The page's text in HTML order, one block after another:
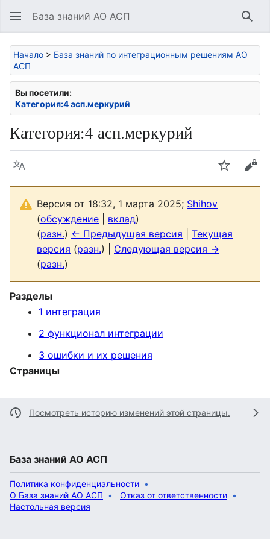
База знаний АО АСП
Начало > База знаний по интеграционным решениям АО
АСП
Вы посетили:
Категория:4 асп.меркурий
Категория:4 асп.меркурий
Язык Следить
Версия от 18:32, 1 марта 2025; Shihov
(обсуждение вклад)
(разн.) ← Предыдущая версия
Текущая
версия (разн.) | Следующая версия →
(разн.)
Разделы
1 интеграция
2 функционал интеграции
3 ошибки и их решения
Страницы
Посмотреть историю изменений этой страницы.
База знаний АО АСП
Политика конфиденциальности
О База знаний АО АСП
Отказ от ответственности
Настольная версия